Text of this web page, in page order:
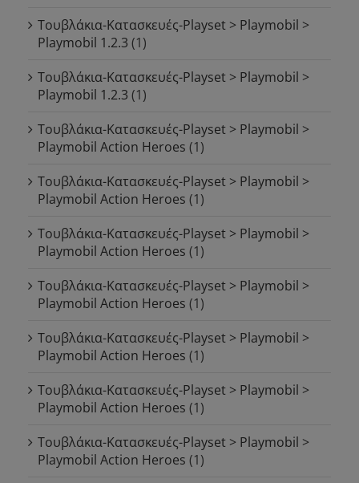
Τουβλάκια-Κατασκευές-Playset > Playmobil >
Playmobil 1.2.3 (1)
Τουβλάκια-Κατασκευές-Playset > Playmobil >
Playmobil 1.2.3 (1)
Τουβλάκια-Κατασκευές-Playset > Playmobil >
Playmobil Action Heroes (1)
Τουβλάκια-Κατασκευές-Playset > Playmobil >
Playmobil Action Heroes (1)
Τουβλάκια-Κατασκευές-Playset > Playmobil >
Playmobil Action Heroes (1)
Τουβλάκια-Κατασκευές-Playset > Playmobil >
Playmobil Action Heroes (1)
Τουβλάκια-Κατασκευές-Playset > Playmobil >
Playmobil Action Heroes (1)
Τουβλάκια-Κατασκευές-Playset > Playmobil >
Playmobil Action Heroes (1)
Τουβλάκια-Κατασκευές-Playset > Playmobil >
Playmobil Action Heroes (1)